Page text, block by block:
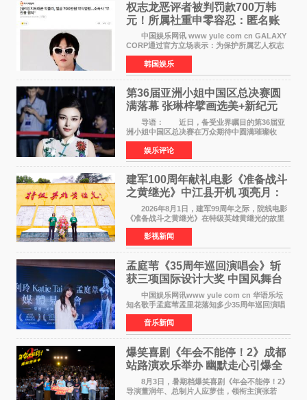
权志龙恶评者被判罚款700万韩
元！所属社重申零容忍：匿名账
号也难逃刑责
中国娱乐网讯 www yule com cn GALAXY
CORP通过官方立场表示：为保护所属艺人权志
龙的名誉和权益，将持续对网络上发生的名誉损
害、散布虚假事实、侮辱、恶意诽谤等行为采取
法律应对措施。
韩国娱乐
第36届亚洲小姐中国区总决赛圆
满落幕 张琳梓擘画选美+新纪元
导语： 近日，备受业界瞩目的第36届亚
洲小姐中国区总决赛在万众期待中圆满璀璨收
官。整场盛典汇聚万千芳华，不仅完成了新一届
美丽代言人的加冕选拔，更在行业发展层面带来
颠覆性突破。活动
娱乐评论
建军100周年献礼电影《准备战斗
之黄继光》中江县开机 项亮月：
以光影为笔，书写英雄赞歌
2026年8月1日，建军99周年之际，院线电影
《准备战斗之黄继光》在特级英雄黄继光的故里
——四川省德阳市中江县黄继光出生地正式开
机。本片出品人、总制片人项亮月主持开机仪
式，&zwnj;特级英雄
影视新闻
孟庭苇《35周年巡回演唱会》斩
获三项国际设计大奖 中国风舞台
美学获全球认可
中国娱乐网讯www yule com cn 华语乐坛
知名歌手孟庭苇孟里花落知多少35周年巡回演唱
会再传喜讯。该演唱会先后荣获美国MUSE
Creative Awards白金奖（Platinum Winner）、
英国London Design
音乐新闻
爆笑喜剧《年会不能停！2》成都
站路演欢乐举办 幽默走心引爆全
场共鸣
8月3日，暑期档爆笑喜剧《年会不能停！2》
导演董润年、总制片人应萝佳，领衔主演张若